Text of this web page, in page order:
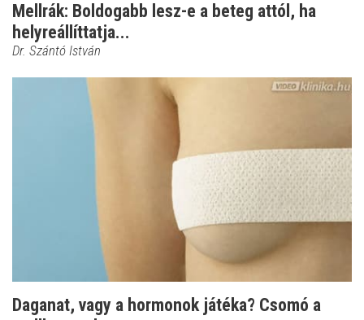
Mellrák: Boldogabb lesz-e a beteg attól, ha
helyreállíttatja...
Dr. Szántó István
Daganat, vagy a hormonok játéka? Csomó a